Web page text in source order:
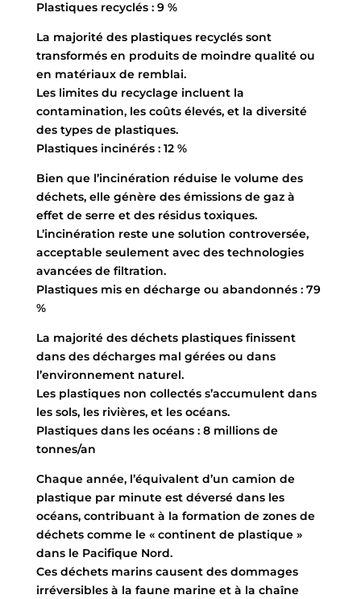
Plastiques recyclés : 9 %
La majorité des plastiques recyclés sont
transformés en produits de moindre qualité ou
en matériaux de remblai.
Les limites du recyclage incluent la
contamination, les coûts élevés, et la diversité
des types de plastiques.
Plastiques incinérés : 12 %
Bien que l’incinération réduise le volume des
déchets, elle génère des émissions de gaz à
effet de serre et des résidus toxiques.
L’incinération reste une solution controversée,
acceptable seulement avec des technologies
avancées de filtration.
Plastiques mis en décharge ou abandonnés : 79
%
La majorité des déchets plastiques finissent
dans des décharges mal gérées ou dans
l’environnement naturel.
Les plastiques non collectés s’accumulent dans
les sols, les rivières, et les océans.
Plastiques dans les océans : 8 millions de
tonnes/an
Chaque année, l’équivalent d’un camion de
plastique par minute est déversé dans les
océans, contribuant à la formation de zones de
déchets comme le « continent de plastique »
dans le Pacifique Nord.
Ces déchets marins causent des dommages
irréversibles à la faune marine et à la chaîne